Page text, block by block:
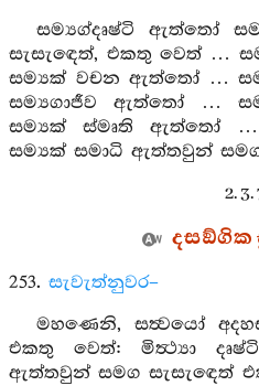
සම්‍යග්දෘෂ්ටි ඇත්තෝ
සැසැඳෙත්, එකතු වෙත් …
සම්‍යක් වචන ඇත්තෝ …
සම්‍යගාජීව ඇත්තෝ …
සම්‍යක් ස්මෘති ඇත්තෝ
සම්‍යක් සමාධි ඇත්තවුන්
2. 3.
දසඞ්ගික
253. සැවැත්නුවර–
මහණෙනි, සත්‍වයෝ
එකතු වෙත්: මිත්‍ථ්‍යා
ඇත්තවුන් සමග සැසැඳෙත්